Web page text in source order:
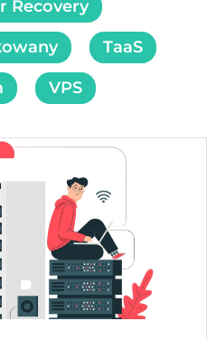
Magnetycznych LTO
365
365
365
I Journaling E-Mail
As A Service
Recovery
TaaS
VPS